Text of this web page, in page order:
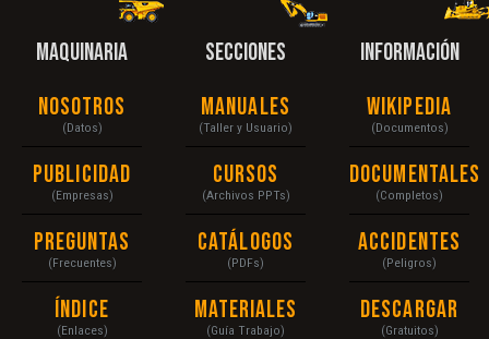
MAQUINARIA
Nosotros
(Datos)
Publicidad
(Empresas)
Preguntas
(Frecuentes)
Índice
(Enlaces)
SECCIONES
Manuales
(Taller y Usuario)
Cursos
(Archivos PPTs)
Catálogos
(PDFs)
Materiales
(Guía Trabajo)
INFORMACIÓN
Wikipedia
(Documentos)
Documentales
(Completos)
Accidentes
(Peligros)
Descargar
(Gratuitos)